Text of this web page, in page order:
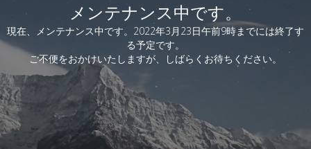
メンテナンス中です。
現在、メンテナンス中です。2022年3月23日午前9時までには終了す
る予定です。
ご不便をおかけいたしますが、しばらくお待ちください。